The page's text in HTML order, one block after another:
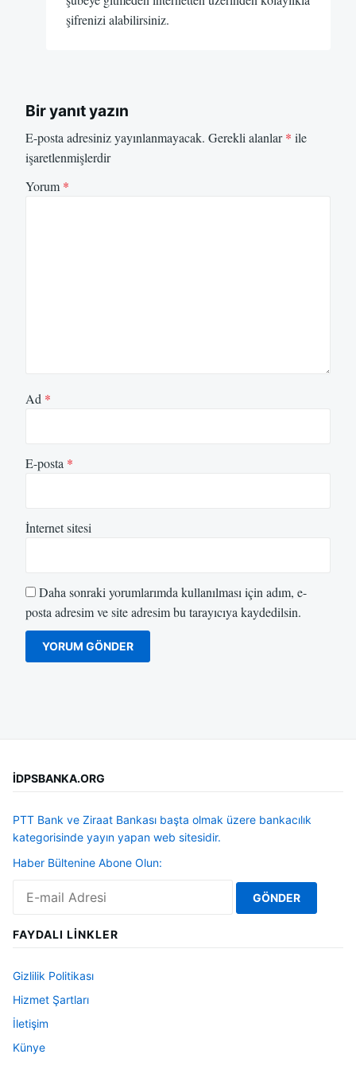
şifrenizi alabilirsiniz.
Bir yanıt yazın
E-posta adresiniz yayınlanmayacak. Gerekli alanlar* ile
işaretlenmişlerdir
Yorum *
Ad *
E-posta *
İnternet sitesi
Daha sonraki yorumlarımda kullanılması için adım, e-
posta adresim ve site adresim bu tarayıcıya kaydedilsin.
İDPSBANKA.ORG
PTT Bank ve Ziraat Bankası başta olmak üzere bankacılık
kategorisinde yayın yapan web sitesidir.
Haber Bültenine Abone Olun:
FAYDALI LINKLER
Gizlilik Politikası
Hizmet Şartları
İletişim
Künye